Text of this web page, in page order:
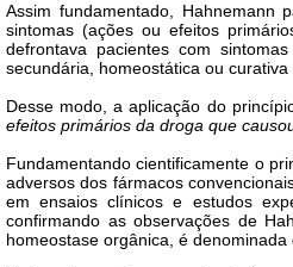
Assim fundamentado, Hahnemann
sintomas (ações ou efeitos
defrontava pacientes com
secundária, homeostática ou
Desse modo, a aplicação do
efeitos primários da droga que
Fundamentando cientificamente o
adversos dos fármacos
em ensaios clínicos e estudos
confirmando as observações de
homeostase orgânica, é denominada